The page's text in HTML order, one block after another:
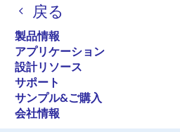
戻る
製品情報
アプリケーション
設計リソース
サポート
サンプル&ご購入
会社情報
く
ず
アクティブ
VME to PCI Bridge